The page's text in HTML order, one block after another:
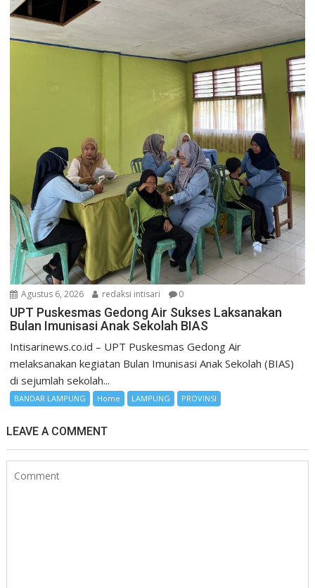
Agustus 6, 2026 redaksi intisari 0
UPT Puskesmas Gedong Air Sukses Laksanakan
Bulan Imunisasi Anak Sekolah BIAS
Intisarinews.co.id – UPT Puskesmas Gedong Air
melaksanakan kegiatan Bulan Imunisasi Anak Sekolah (BIAS)
di sejumlah sekolah...
BANDAR LAMPUNG Home LAMPUNG PROVINSI
LEAVE A COMMENT